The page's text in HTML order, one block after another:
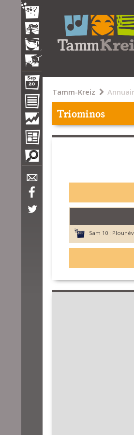
Tamm-Kreiz
Triominos
Sam 10 :